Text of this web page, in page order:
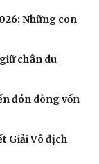
Những con
chân du
đón dòng vốn
Giải Vô địch